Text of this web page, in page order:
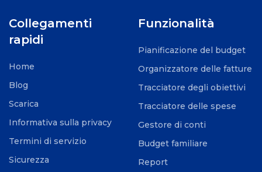
Collegamenti
rapidi
Home
Blog
Scarica
Informativa sulla privacy
Termini di servizio
Sicurezza
Funzionalità
Pianificazione del budget
Organizzatore delle fatture
Tracciatore degli obiettivi
Tracciatore delle spese
Gestore di conti
Budget familiare
Report